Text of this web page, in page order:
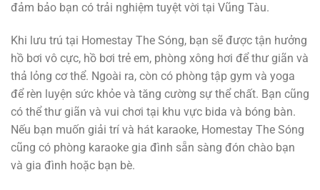
đảm bảo bạn có trải nghiệm tuyệt vời tại Vũng Tàu.
Khi lưu trú tại Homestay The Sóng, bạn sẽ được tận hưởng
hồ bơi vô cực, hồ bơi trẻ em, phòng xông hơi để thư giãn và
thả lỏng cơ thể. Ngoài ra, còn có phòng tập gym và yoga
để rèn luyện sức khỏe và tăng cường sự thể chất. Bạn cũng
có thể thư giãn và vui chơi tại khu vực bida và bóng bàn.
Nếu bạn muốn giải trí và hát karaoke, Homestay The Sóng
cũng có phòng karaoke gia đình sẵn sàng đón chào bạn
và gia đình hoặc bạn bè.